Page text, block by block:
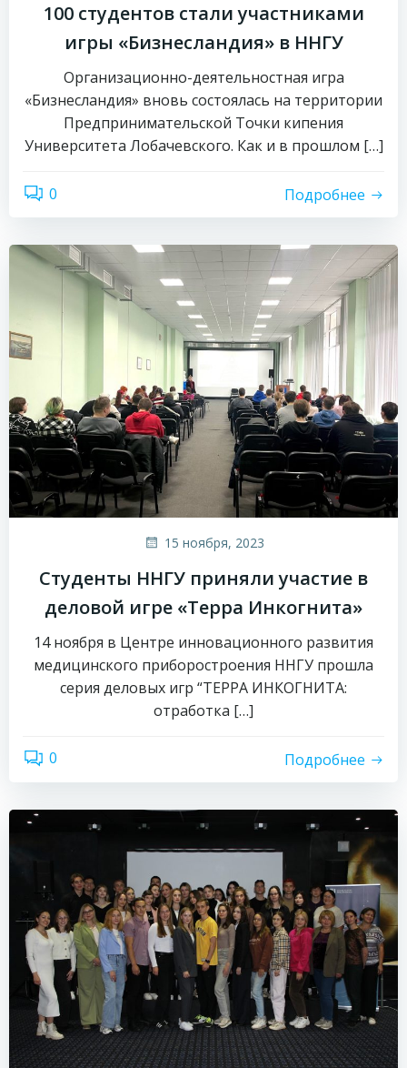
100 студентов стали участниками
игры «Бизнесландия» в ННГУ
Организационно-деятельностная игра
«Бизнесландия» вновь состоялась на территории
Предпринимательской Точки кипения
Университета Лобачевского. Как и в прошлом […]
0 Подробнее
15 ноября, 2023
Студенты ННГУ приняли участие в
деловой игре «Терра Инкогнита»
14 ноября в Центре инновационного развития
медицинского приборостроения ННГУ прошла
серия деловых игр “ТЕРРА ИНКОГНИТА:
отработка […]
0 Подробнее